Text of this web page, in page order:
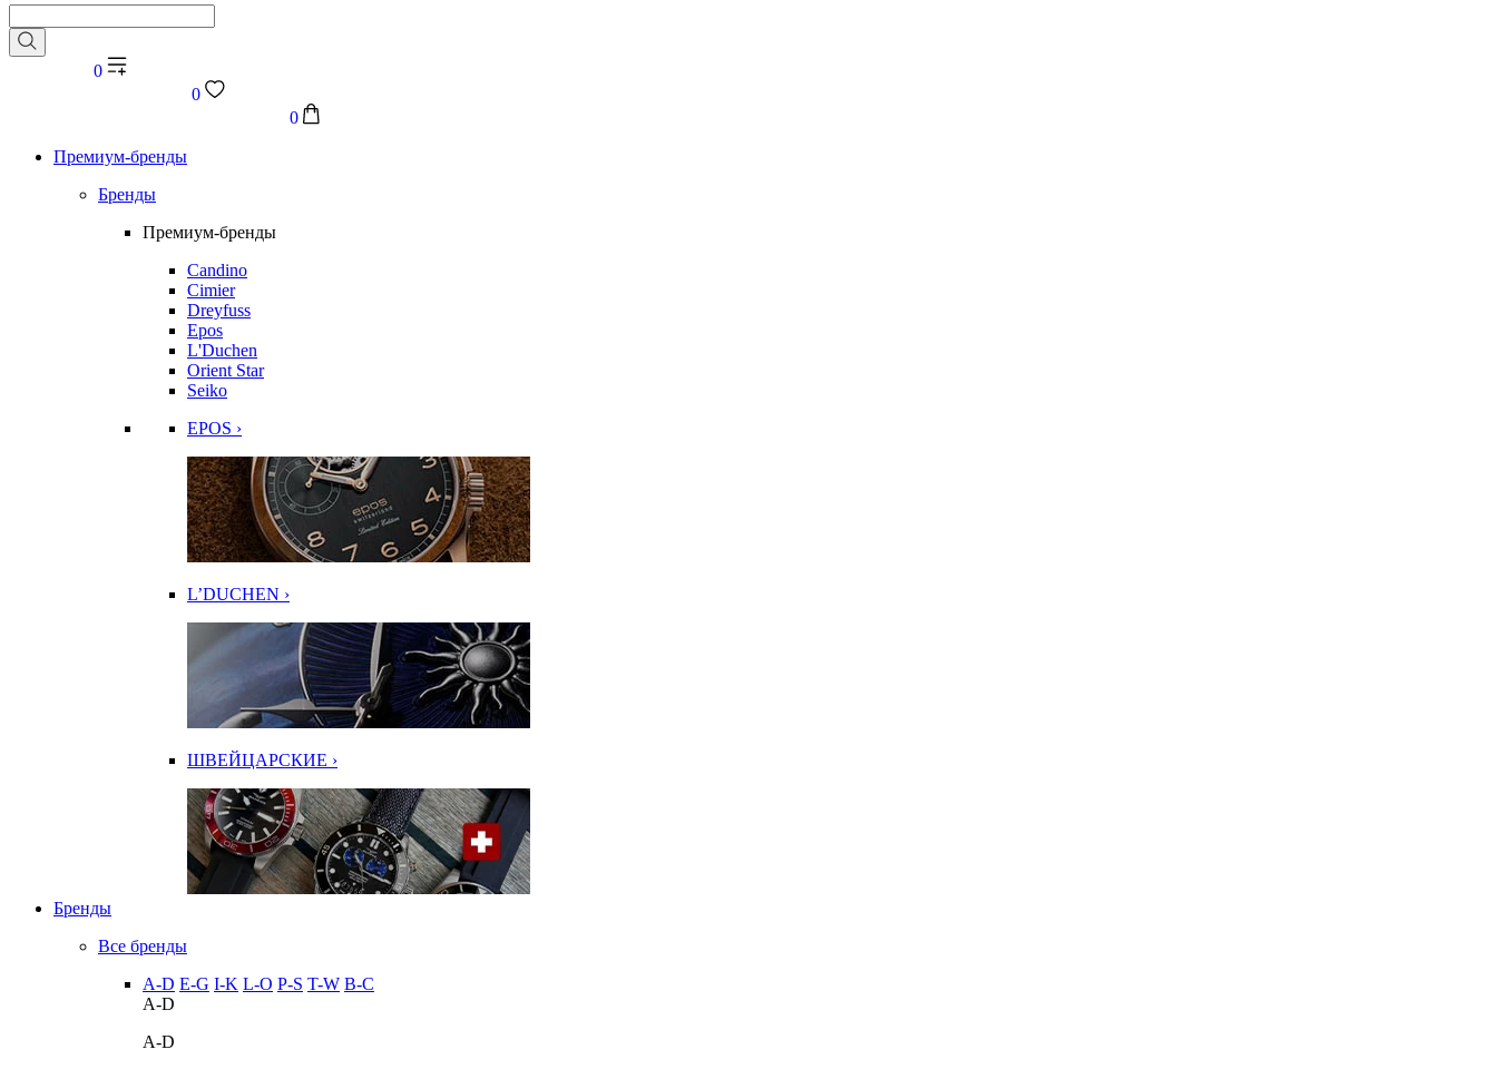
0
0
0
Премиум-бренды
Бренды
Премиум-бренды
Candino
Cimier
Dreyfuss
Epos
L'Duchen
Orient Star
Seiko
EPOS ›
L’DUCHEN ›
ШВЕЙЦАРСКИЕ ›
Бренды
Все бренды
A-D E-G I-K L-O P-S T-W В-С
A-D
A-D